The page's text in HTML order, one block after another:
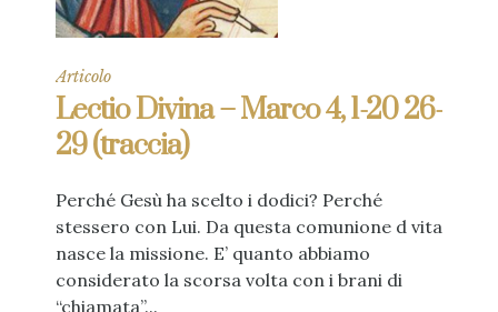
Articolo
Lectio Divina – Marco 4, 1-20 26-
29 (traccia)
Perché Gesù ha scelto i dodici? Perché
stessero con Lui. Da questa comunione d vita
nasce la missione. E’ quanto abbiamo
considerato la scorsa volta con i brani di
“chiamata”...